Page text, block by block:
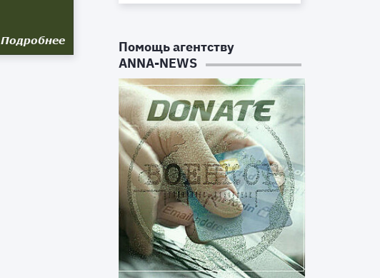
Подробнее
Не доставайся ты никому!
Помощь агентству
ANNA-NEWS